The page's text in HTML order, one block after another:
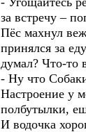
за встречу –
Пёс махнул
принялся за
думал? Что-то
- Ну что
Настроение у
полбутылки,
И водочка